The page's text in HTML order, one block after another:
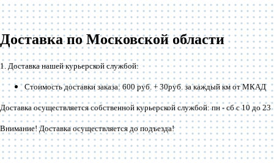
Доставка по Московской области
1. Доставка нашей курьерской службой:
Стоимость доставки заказа: 600 руб. + 30руб. за каждый км от МКАД
Доставка осуществляется собственной курьерской службой: пн - сб с 10 до 23
Внимание! Доставка осуществляется до подъезда!